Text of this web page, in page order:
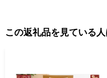
この返礼品を見ている